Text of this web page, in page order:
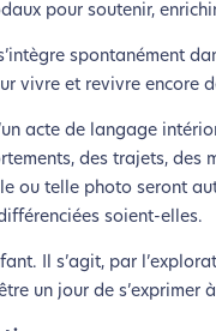
pour soutenir,
spontanément
et revivre encore
acte de langage
des trajets, des
ou telle photo seront
soient-elles.
Il s’agit, par
un jour de s’exprimer